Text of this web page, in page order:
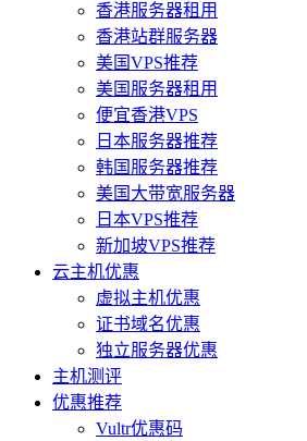
香港服务器租用
香港站群服务器
美国VPS推荐
美国服务器租用
便宜香港VPS
日本服务器推荐
韩国服务器推荐
美国大带宽服务器
日本VPS推荐
新加坡VPS推荐
云主机优惠
虚拟主机优惠
证书域名优惠
独立服务器优惠
主机测评
优惠推荐
Vultr优惠码